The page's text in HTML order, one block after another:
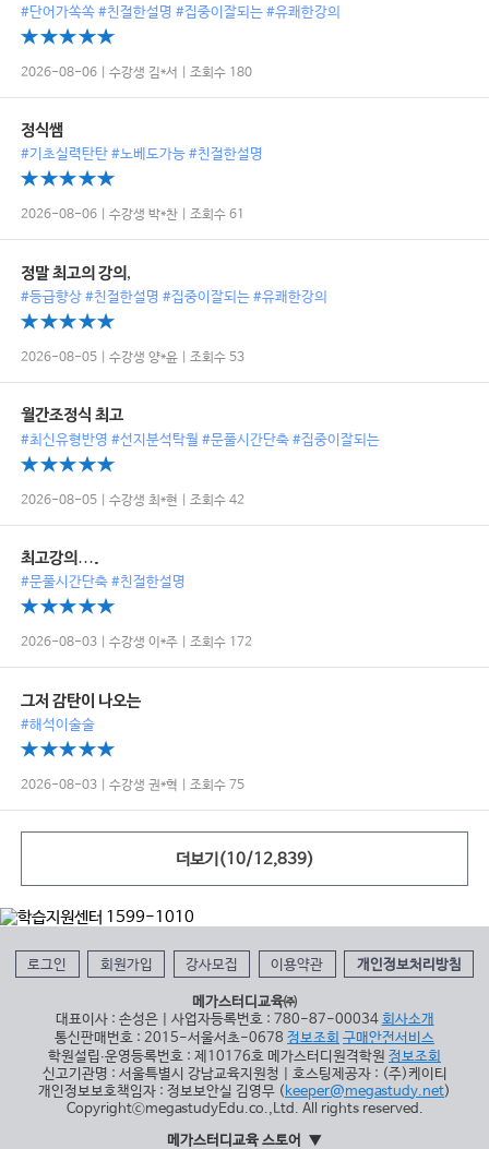
#단어가쏙쏙 #친절한설명 #집중이잘되는 #유쾌한강의
2026-08-06 | 수강생 김*서 | 조회수 180
정식쌤
#기초실력탄탄 #노베도가능 #친절한설명
2026-08-06 | 수강생 박*찬 | 조회수 61
정말 최고의 강의,
#등급향상 #친절한설명 #집중이잘되는 #유쾌한강의
2026-08-05 | 수강생 양*윤 | 조회수 53
월간조정식 최고
#최신유형반영 #선지분석탁월 #문풀시간단축 #집중이잘되는
2026-08-05 | 수강생 최*현 | 조회수 42
최고강의….
#문풀시간단축 #친절한설명
2026-08-03 | 수강생 이*주 | 조회수 172
그저 감탄이 나오는
#해석이술술
2026-08-03 | 수강생 권*혁 | 조회수 75
더보기(10/12,839)
로그인 회원가입 강사모집 이용약관 개인정보처리방침
메가스터디교육㈜
대표이사 : 손성은 | 사업자등록번호 : 780-87-00034 회사소개
통신판매번호 : 2015-서울서초-0678 정보조회 구매안전서비스
학원설립∙운영등록번호 : 제10176호 메가스터디원격학원 정보조회
신고기관명 : 서울특별시 강남교육지원청 | 호스팅제공자 : (주)케이티
개인정보보호책임자 : 정보보안실 김영무 ( keeper@megastudy.net)
CopyrightⓒmegastudyEdu.co.,Ltd. All rights reserved.
메가스터디교육 스토어